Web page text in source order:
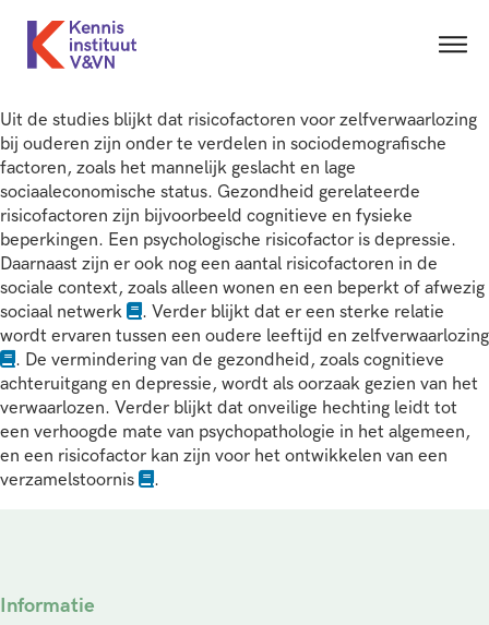
Uit de studies blijkt dat risicofactoren voor zelfverwaarlozing
bij ouderen zijn onder te verdelen in sociodemografische
factoren, zoals het mannelijk geslacht en lage
sociaaleconomische status. Gezondheid gerelateerde
risicofactoren zijn bijvoorbeeld cognitieve en fysieke
beperkingen. Een psychologische risicofactor is depressie.
Daarnaast zijn er ook nog een aantal risicofactoren in de
sociale context, zoals alleen wonen en een beperkt of afwezig
sociaal netwerk
. Verder blijkt dat er een sterke relatie
wordt ervaren tussen een oudere leeftijd en zelfverwaarlozing
. De vermindering van de gezondheid, zoals cognitieve
achteruitgang en depressie, wordt als oorzaak gezien van het
verwaarlozen. Verder blijkt dat onveilige hechting leidt tot
een verhoogde mate van psychopathologie in het algemeen,
en een risicofactor kan zijn voor het ontwikkelen van een
verzamelstoornis
.
Informatie